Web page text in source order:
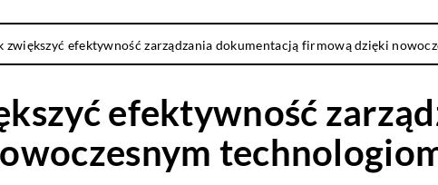
zwiększyć efektywność zarządzania dokumentacją firmową dzięki
efektywność